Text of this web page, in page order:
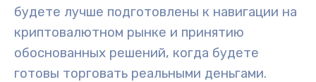
будете лучше подготовлены к навигации на
криптовалютном рынке и принятию
обоснованных решений, когда будете
готовы торговать реальными деньгами.